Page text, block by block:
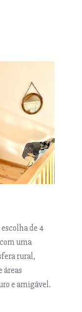
de 4
uma
rural,
áreas
e amigável.